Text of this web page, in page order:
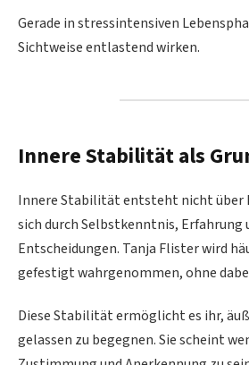
Gerade in stressintensiven
Sichtweise entlastend wirken.
Innere Stabilität als
Innere Stabilität entsteht nicht über
sich durch Selbstkenntnis, Erfahrung
Entscheidungen. Tanja Flister wird
gefestigt wahrgenommen, ohne
Diese Stabilität ermöglicht es ihr,
gelassen zu begegnen. Sie scheint